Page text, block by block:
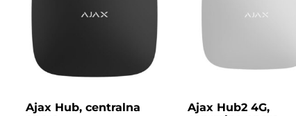
Ajax Hub, centralna
Ajax Hub2 4G,